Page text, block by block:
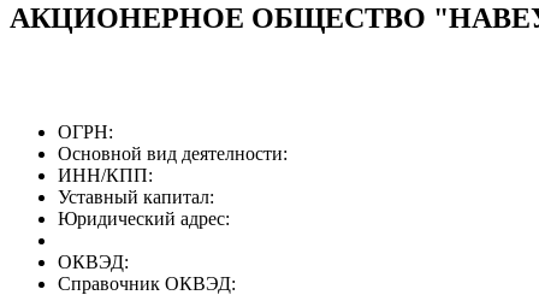
АКЦИОНЕРНОЕ ОБЩЕСТВО
ОГРН:
Основной вид деятелности:
ИНН/КПП:
Уставный капитал:
Юридический адрес:
ОКВЭД:
Справочник ОКВЭД: